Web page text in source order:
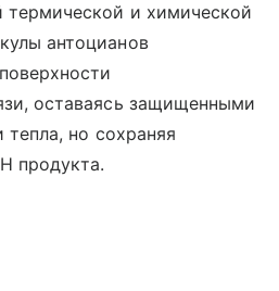
термической и химической
антоцианов
оставаясь защищенными
тепла, но сохраняя
продукта.